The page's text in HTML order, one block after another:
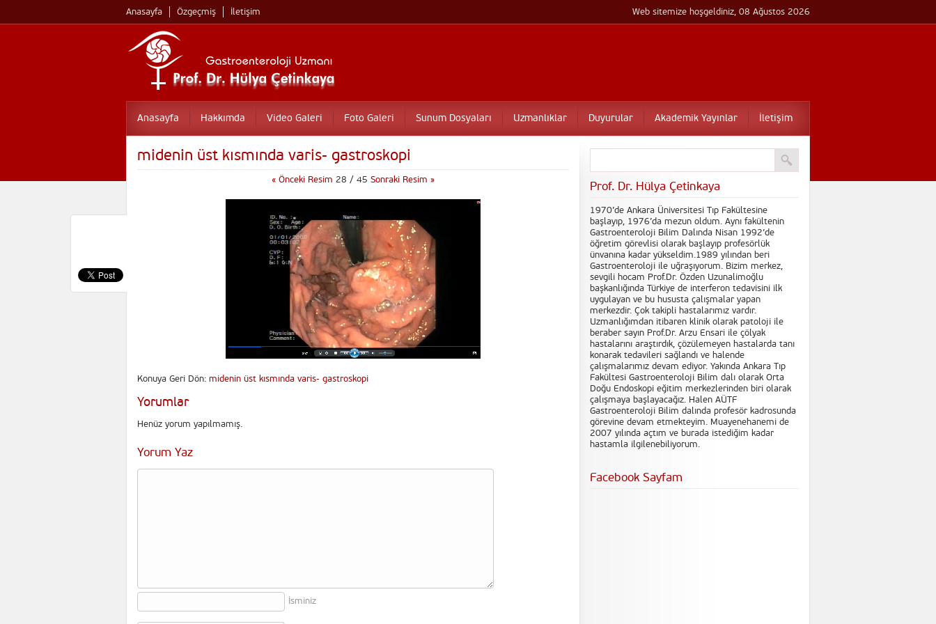
Anasayfa Özgeçmiş İletişim Web sitemize hoşgeldiniz, 08 Ağustos 2026
Anasayfa Hakkımda Video Galeri Foto Galeri Sunum Dosyaları Uzmanlıklar Duyurular Akademik Yayınlar İletişim
midenin üst kısmında varis- gastroskopi
« Önceki Resim 28 / 45 Sonraki Resim »
Konuya Geri Dön: midenin üst kısmında varis- gastroskopi
Yorumlar
Henüz yorum yapılmamış.
Yorum Yaz
İsminiz
Prof. Dr. Hülya Çetinkaya
1970’de Ankara Üniversitesi Tıp Fakültesine
başlayıp, 1976’da mezun oldum. Aynı fakültenin
Gastroenteroloji Bilim Dalında Nisan 1992’de
öğretim görevlisi olarak başlayıp profesörlük
ünvanına kadar yükseldim.1989 yılından beri
Gastroenteroloji ile uğraşıyorum. Bizim merkez,
sevgili hocam Prof.Dr. Özden Uzunalimoğlu
başkanlığında Türkiye de interferon tedavisini ilk
uygulayan ve bu hususta çalışmalar yapan
merkezdir. Çok takipli hastalarımız vardır.
Uzmanlığımdan itibaren klinik olarak patoloji ile
beraber sayın Prof.Dr. Arzu Ensari ile çölyak
hastalarını araştırdık, çözülemeyen hastalarda tanı
konarak tedavileri sağlandı ve halende
çalışmalarımız devam ediyor. Yakında Ankara Tıp
Fakültesi Gastroenteroloji Bilim dalı olarak Orta
Doğu Endoskopi eğitim merkezlerinden biri olarak
çalışmaya başlayacağız. Halen AÜTF
Gastroenteroloji Bilim dalında profesör kadrosunda
görevine devam etmekteyim. Muayenehanemi de
2007 yılında açtım ve burada istediğim kadar
hastamla ilgilenebiliyorum.
Facebook Sayfam